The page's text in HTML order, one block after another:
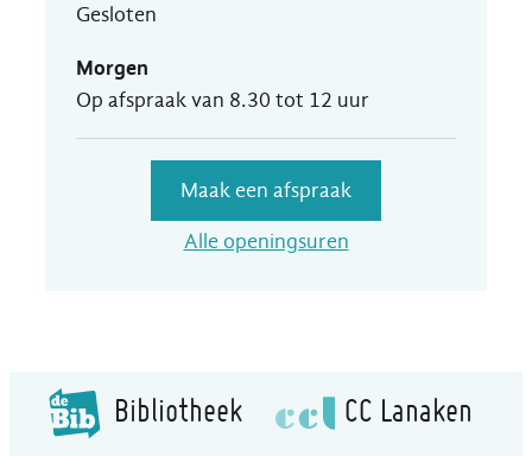
Gesloten
Morgen
Op afspraak van 8.30 tot 12 uur
Maak een afspraak
Alle openingsurenDienst
Bibliotheek CC Lanaken